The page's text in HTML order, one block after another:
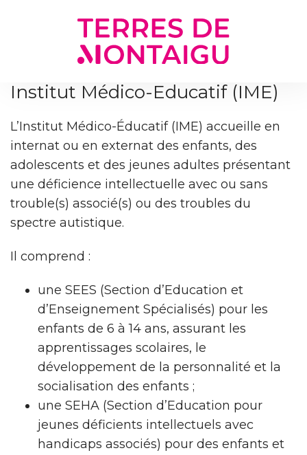
Institut Médico-Educatif (IME)
L’Institut Médico-Éducatif (IME) accueille en
internat ou en externat des enfants, des
adolescents et des jeunes adultes présentant
une déficience intellectuelle avec ou sans
trouble(s) associé(s) ou des troubles du
spectre autistique.
Il comprend :
une SEES (Section d’Education et
d’Enseignement Spécialisés) pour les
enfants de 6 à 14 ans, assurant les
apprentissages scolaires, le
développement de la personnalité et la
socialisation des enfants ;
une SEHA (Section d’Education pour
jeunes déficients intellectuels avec
handicaps associés) pour des enfants et